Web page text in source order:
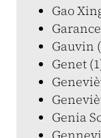
Gao
Gauvin
Genet
Genia